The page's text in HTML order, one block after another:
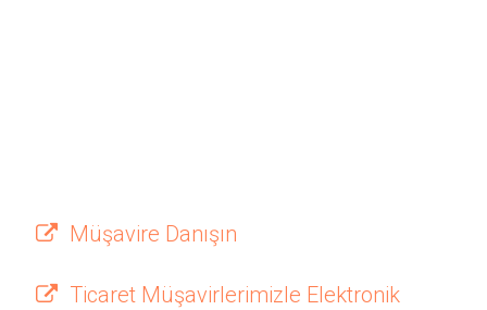
Müşavire Danışın
Ticaret Müşavirlerimizle Elektronik